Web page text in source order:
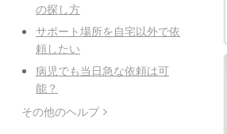
の探し方
サポート場所を自宅以外で依
頼したい
病児でも当日急な依頼は可
能？
その他のヘルプ